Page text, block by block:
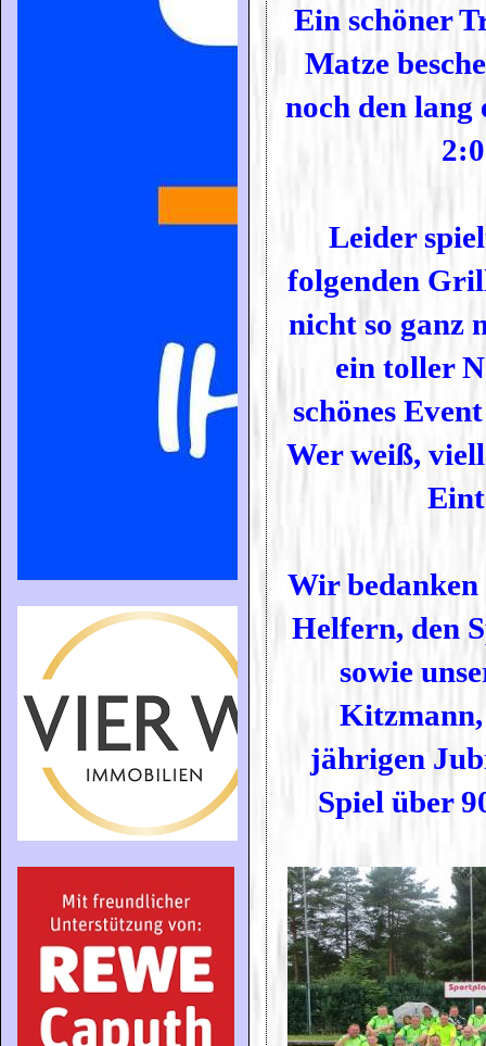
Ein schöner
Matze
noch den lang
Leider
folgenden
nicht so ganz
ein toller
schönes
Wer weiß,
Wir bedanken
Helfern, den
sowie
Kitzmann,
jährigen
Spiel über